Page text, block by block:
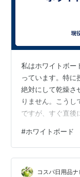
私はホワイトボー
っています。特に
絶対にして乾燥さ
りません。こうし
ですが、すぐ直後
きはティッシュペ
すが、ティッシュ
ことがけっこうあ
いんですが、あれ
#ホワイトボード
コスパ日用品ナ